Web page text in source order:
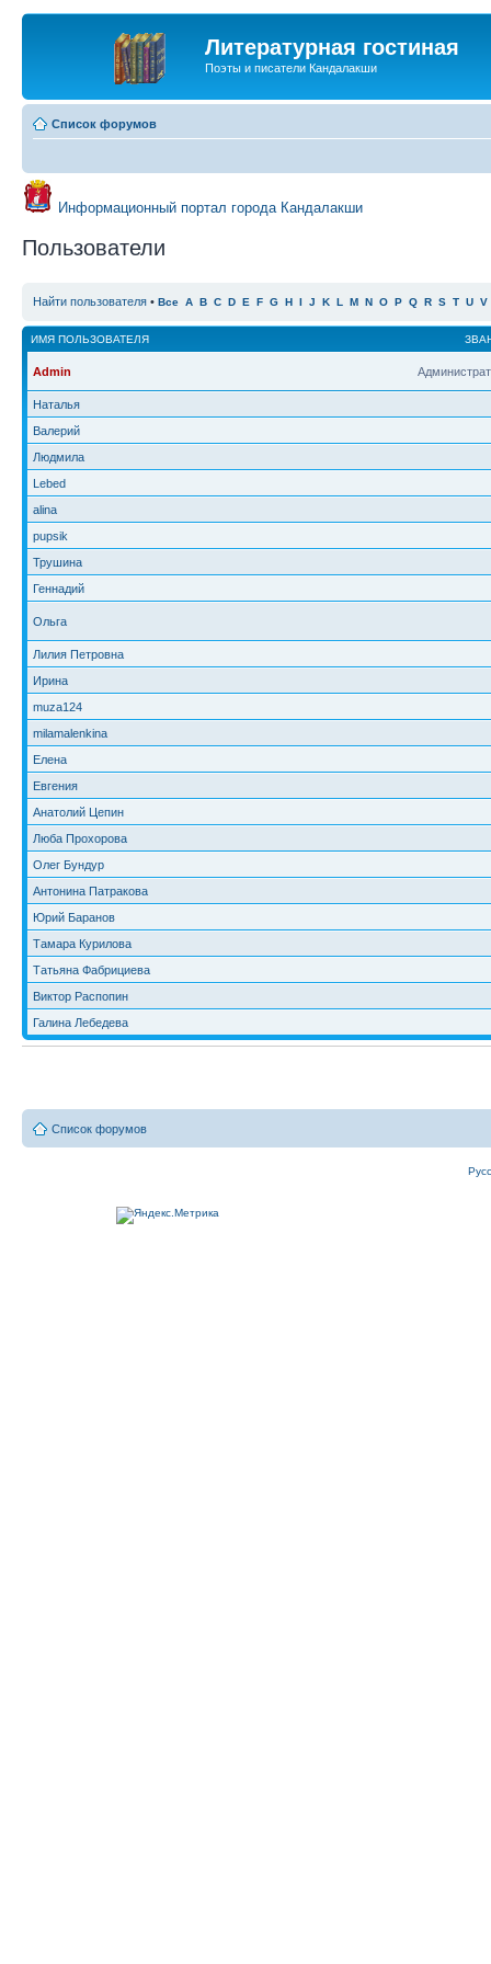
Литературная гостиная
Поэты и писатели Кандалакши
Список форумов
Информационный портал города Кандалакши
Пользователи
Найти пользователя • Все A B C D E F G H I J K L M N O P Q R S T U V
ИМЯ ПОЛЬЗОВАТЕЛЯ
Admin
Наталья
Валерий
Людмила
Lebed
alina
pupsik
Трушина
Геннадий
Ольга
Лилия Петровна
Ирина
muza124
milamalenkina
Елена
Евгения
Анатолий Цепин
Люба Прохорова
Олег Бундур
Антонина Патракова
Юрий Баранов
Тамара Курилова
Татьяна Фабрициева
Виктор Распопин
Галина Лебедева
Список форумов